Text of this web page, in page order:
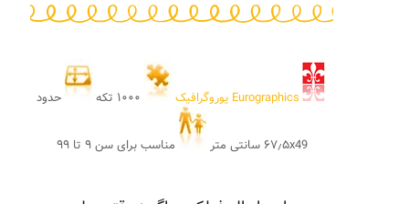
Eurographics یوروگرافیک حدود
۶۷٫۵x49 سانتی متر مناسب برای سن ۹ تا ۹۹